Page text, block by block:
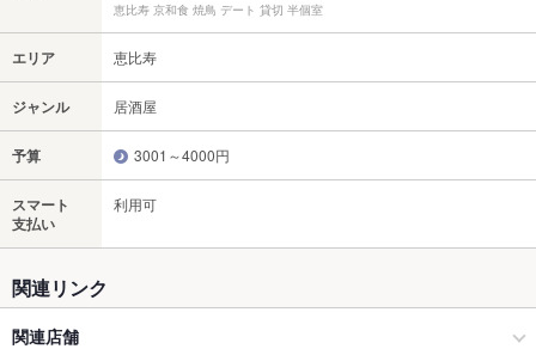
恵比寿 京和食 焼鳥 デート 貸切 半個室
エリア 恵比寿
ジャンル 居酒屋
予算 3001～4000円
スマート
支払い
利用可
関連リンク
関連店舗